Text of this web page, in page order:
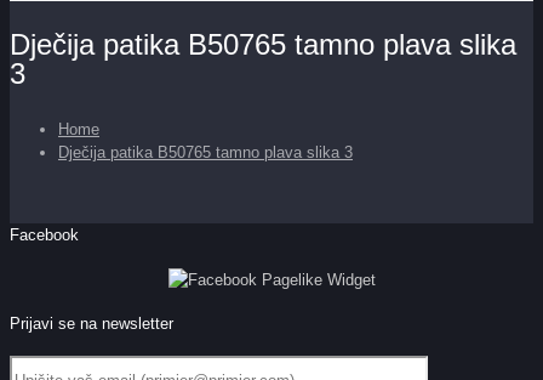
Dječija patika B50765 tamno plava slika
3
Home
Dječija patika B50765 tamno plava slika 3
Facebook
Prijavi se na newsletter